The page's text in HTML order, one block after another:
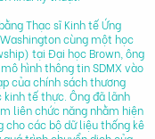
Thạc sĩ Kinh tế Ứng
cùng một học
tại Đại học Brown, ông
hình thông tin SDMX vào
của chính sách thương
tế thực. Ông đã lãnh
liên chức năng nhằm hiện
cho các bộ dữ liệu thống kê